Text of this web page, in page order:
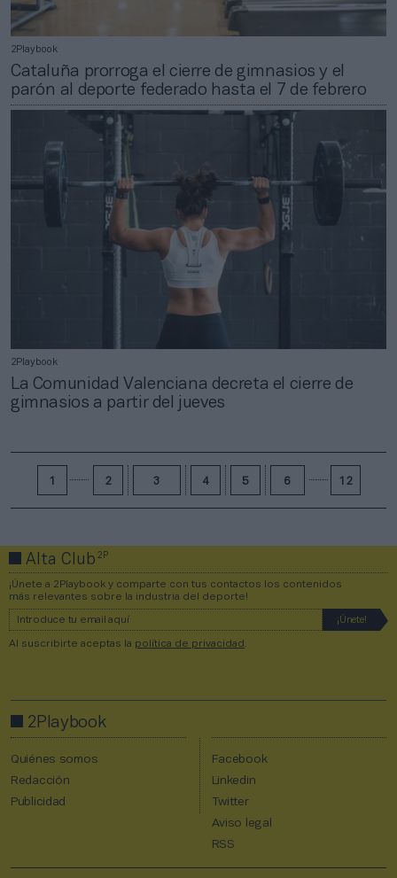
2Playbook
Cataluña prorroga el cierre de gimnasios y el
parón al deporte federado hasta el 7 de febrero
2Playbook
La Comunidad Valenciana decreta el cierre de
gimnasios a partir del jueves
1 2 3 4 5 6 12
Alta Club2P
¡Únete a 2Playbook y comparte con tus contactos los contenidos
más relevantes sobre la industria del deporte!
Al suscribirte aceptas la política de privacidad
2Playbook
Quiénes somos
Redacción
Publicidad
Facebook
Linkedin
Twitter
Aviso legal
RSS